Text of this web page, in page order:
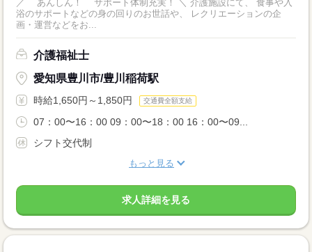
／ あんしん！ サポート体制充実！ ＼ 介護施設にて、 食事や入
浴のサポートなどの身の回りのお世話や、 レクリエーションの企
画・運営などをお...
介護福祉士
愛知県豊川市/豊川稲荷駅
時給1,650円～1,850円 交通費全額支給
07：00〜16：00 09：00〜18：00 16：00〜09...
シフト交代制
もっと見る
求人詳細を見る